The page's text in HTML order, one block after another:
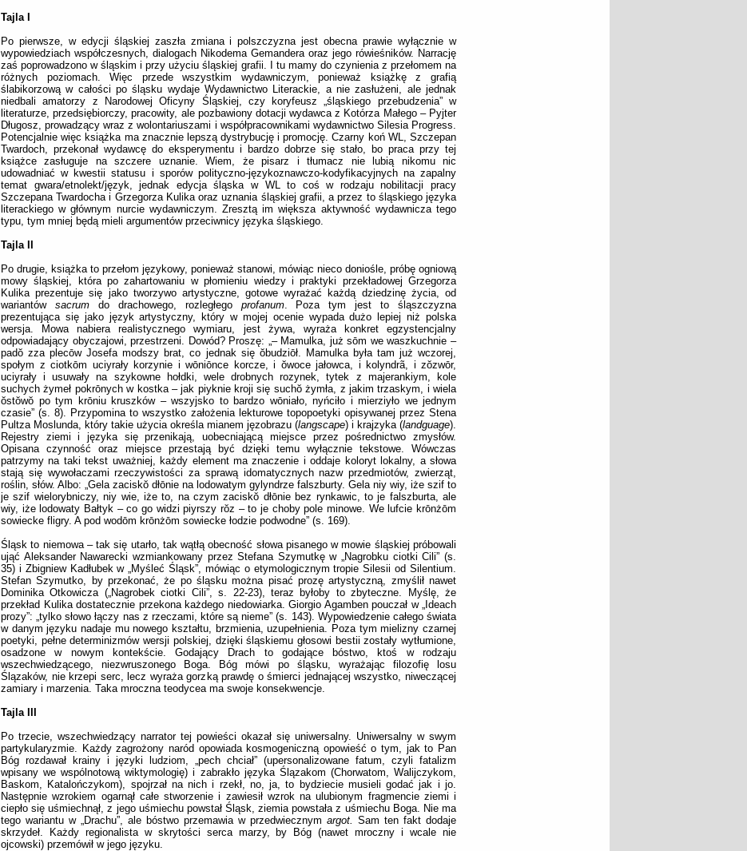
Tajla I
Po pierwsze, w edycji śląskiej zaszła zmiana i polszczyzna jest obecna prawie wyłącznie w
wypowiedziach współczesnych, dialogach Nikodema Gemandera oraz jego rówieśników. Narrację
zaś poprowadzono w śląskim i przy użyciu śląskiej grafii. I tu mamy do czynienia z przełomem na
różnych poziomach. Więc przede wszystkim wydawniczym, ponieważ książkę z grafią
ślabikorzową w całości po śląsku wydaje Wydawnictwo Literackie, a nie zasłużeni, ale jednak
niedbali amatorzy z Narodowej Oficyny Śląskiej, czy koryfeusz „śląskiego przebudzenia” w
literaturze, przedsiębiorczy, pracowity, ale pozbawiony dotacji wydawca z Kotórza Małego – Pyjter
Długosz, prowadzący wraz z wolontariuszami i współpracownikami wydawnictwo Silesia Progress.
Potencjalnie więc książka ma znacznie lepszą dystrybucję i promocję. Czarny koń WL, Szczepan
Twardoch, przekonał wydawcę do eksperymentu i bardzo dobrze się stało, bo praca przy tej
książce zasługuje na szczere uznanie. Wiem, że pisarz i tłumacz nie lubią nikomu nic
udowadniać w kwestii statusu i sporów polityczno-językoznawczo-kodyfikacyjnych na zapalny
temat gwara/etnolekt/język, jednak edycja śląska w WL to coś w rodzaju nobilitacji pracy
Szczepana Twardocha i Grzegorza Kulika oraz uznania śląskiej grafii, a przez to śląskiego języka
literackiego w głównym nurcie wydawniczym. Zresztą im większa aktywność wydawnicza tego
typu, tym mniej będą mieli argumentów przeciwnicy języka śląskiego.
Tajla II
Po drugie, książka to przełom językowy, ponieważ stanowi, mówiąc nieco doniośle, próbę ogniową
mowy śląskiej, która po zahartowaniu w płomieniu wiedzy i praktyki przekładowej Grzegorza
Kulika prezentuje się jako tworzywo artystyczne, gotowe wyrażać każdą dziedzinę życia, od
wariantówsacrumdo drachowego, rozległegoprofanum. Poza tym jest to śląszczyzna
prezentująca się jako język artystyczny, który w mojej ocenie wypada dużo lepiej niż polska
wersja. Mowa nabiera realistycznego wymiaru, jest żywa, wyraża konkret egzystencjalny
odpowiadający obyczajowi, przestrzeni. Dowód? Proszę: „– Mamulka, już sōm we waszkuchnie –
padŏ zza plecōw Josefa modszy brat, co jednak się ŏbudziōł. Mamulka była tam już wczorej,
społym z ciotkōm uciyrały korzynie i wōniōnce korcze, i ŏwoce jałowca, i kolyndrã, i zŏzwōr,
uciyrały i usuwały na szykowne hołdki, wele drobnych rozynek, tytek z majerankiym, kole
suchych żymeł pokrōnych w kostka – jak piyknie kroji się suchŏ żymła, z jakim trzaskym, i wiela
ŏstŏwŏ po tym krōniu kruszków – wszyjsko to bardzo wōniało, nyńciło i mierziyło we jednym
czasie” (s. 8). Przypomina to wszystko założenia lekturowe topopoetyki opisywanej przez Stena
Pultza Moslunda, który takie użycia określa mianem jęzobrazu (langscape) i krajzyka (landguage).
Rejestry ziemi i języka się przenikają, uobecniającą miejsce przez pośrednictwo zmysłów.
Opisana czynność oraz miejsce przestają być dzięki temu wyłącznie tekstowe. Wówczas
patrzymy na taki tekst uważniej, każdy element ma znaczenie i oddaje koloryt lokalny, a słowa
stają się wywołaczami rzeczywistości za sprawą idomatycznych nazw przedmiotów, zwierząt,
roślin, słów. Albo: „Gela zaciskŏ dłōnie na lodowatym gylyndrze falszburty. Gela niy wiy, iże szif to
je szif wielorybniczy, niy wie, iże to, na czym zaciskŏ dłōnie bez rynkawic, to je falszburta, ale
wiy, iże lodowaty Bałtyk – co go widzi piyrszy rŏz – to je choby pole minowe. We lufcie krōnżōm
sowiecke fligry. A pod wodōm krōnżōm sowiecke łodzie podwodne” (s. 169).
Śląsk to niemowa – tak się utarło, tak wątłą obecność słowa pisanego w mowie śląskiej próbowali
ująć Aleksander Nawarecki wzmiankowany przez Stefana Szymutkę w „Nagrobku ciotki Cili” (s.
35) i Zbigniew Kadłubek w „Myśleć Śląsk”, mówiąc o etymologicznym tropie Silesii od Silentium.
Stefan Szymutko, by przekonać, że po śląsku można pisać prozę artystyczną, zmyślił nawet
Dominika Otkowicza („Nagrobek ciotki Cili”, s. 22-23), teraz byłoby to zbyteczne. Myślę, że
przekład Kulika dostatecznie przekona każdego niedowiarka. Giorgio Agamben pouczał w „Ideach
prozy”: „tylko słowo łączy nas z rzeczami, które są nieme” (s. 143). Wypowiedzenie całego świata
w danym języku nadaje mu nowego kształtu, brzmienia, uzupełnienia. Poza tym mielizny czarnej
poetyki, pełne determinizmów wersji polskiej, dzięki śląskiemu głosowi bestii zostały wytłumione,
osadzone w nowym kontekście. Godający Drach to godające bóstwo, ktoś w rodzaju
wszechwiedzącego, niezwruszonego Boga. Bóg mówi po śląsku, wyrażając filozofię losu
Ślązaków, nie krzepi serc, lecz wyraża gorzką prawdę o śmierci jednającej wszystko, niweczącej
zamiary i marzenia. Taka mroczna teodycea ma swoje konsekwencje.
Tajla III
Po trzecie, wszechwiedzący narrator tej powieści okazał się uniwersalny. Uniwersalny w swym
partykularyzmie. Każdy zagrożony naród opowiada kosmogeniczną opowieść o tym, jak to Pan
Bóg rozdawał krainy i języki ludziom, „pech chciał” (upersonalizowane fatum, czyli fatalizm
wpisany we wspólnotową wiktymologię) i zabrakło języka Ślązakom (Chorwatom, Walijczykom,
Baskom, Katalończykom), spojrzał na nich i rzekł, no, ja, to bydziecie musieli godać jak i jo.
Następnie wzrokiem ogarnął całe stworzenie i zawiesił wzrok na ulubionym fragmencie ziemi i
ciepło się uśmiechnął, z jego uśmiechu powstał Śląsk, ziemia powstała z uśmiechu Boga. Nie ma
tego wariantu w „Drachu”, ale bóstwo przemawia w przedwiecznym argot. Sam ten fakt dodaje
skrzydeł. Każdy regionalista w skrytości serca marzy, by Bóg (nawet mroczny i wcale nie
ojcowski) przemówił w jego języku.